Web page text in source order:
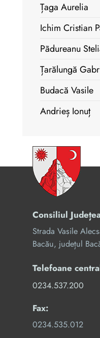
Țaga Aurelia
Ichim Cristian
Pãdureanu
Țarălungă
Budacă Vasile
Andrieș Ionuț
Consiliul
Strada Vasile
Bacău, județul
Telefoane
0234.537.200
Fax:
0234.535.012